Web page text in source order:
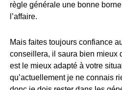
règle générale une bonne
l’affaire.
Mais faites toujours confiance
conseillera, il saura bien mieux
est le mieux adapté à votre
qu’actuellement je ne connais